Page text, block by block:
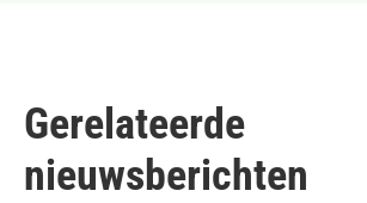
Gerelateerde
nieuwsberichten